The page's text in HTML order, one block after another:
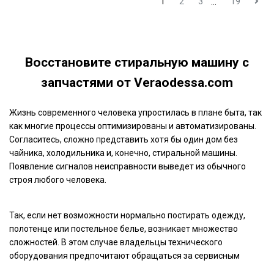
Восстановите стиральную машину с
запчастями от Veraodessa.com
Жизнь современного человека упростилась в плане быта, так
как многие процессы оптимизированы и автоматизированы.
Согласитесь, сложно представить хотя бы один дом без
чайника, холодильника и, конечно, стиральной машины.
Появление сигналов неисправности выведет из обычного
строя любого человека.
Так, если нет возможности нормально постирать одежду,
полотенце или постельное белье, возникает множество
сложностей. В этом случае владельцы технического
оборудования предпочитают обращаться за сервисным